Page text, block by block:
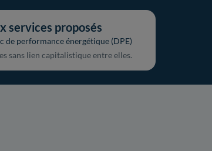
services proposés
de performance énergétique (DPE)
sans lien capitalistique entre elles.